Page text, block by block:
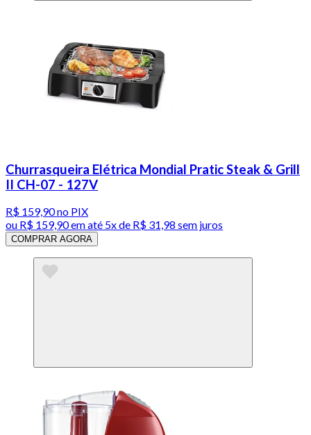
Churrasqueira Elétrica Mondial Pratic Steak & Grill
II CH-07 - 127V
R$ 159,90no PIX
ou R$ 159,90em até 5x de R$ 31,98 sem juros
COMPRAR AGORA